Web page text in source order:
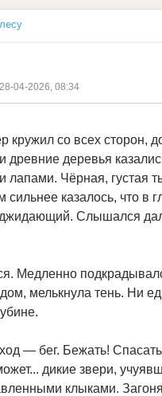
04-2026, 08:34
со всех сторон,
древние деревья
лапами. Чёрная, густая
сильнее казалось, что в
Слышался
Медленно
мелькнула тень. Ни
— бег. Бежать!
дикие звери,
клыками.